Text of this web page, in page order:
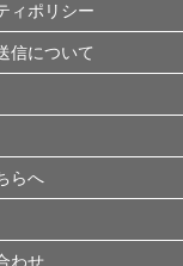
ィポリシー
信について
らへ
わせ